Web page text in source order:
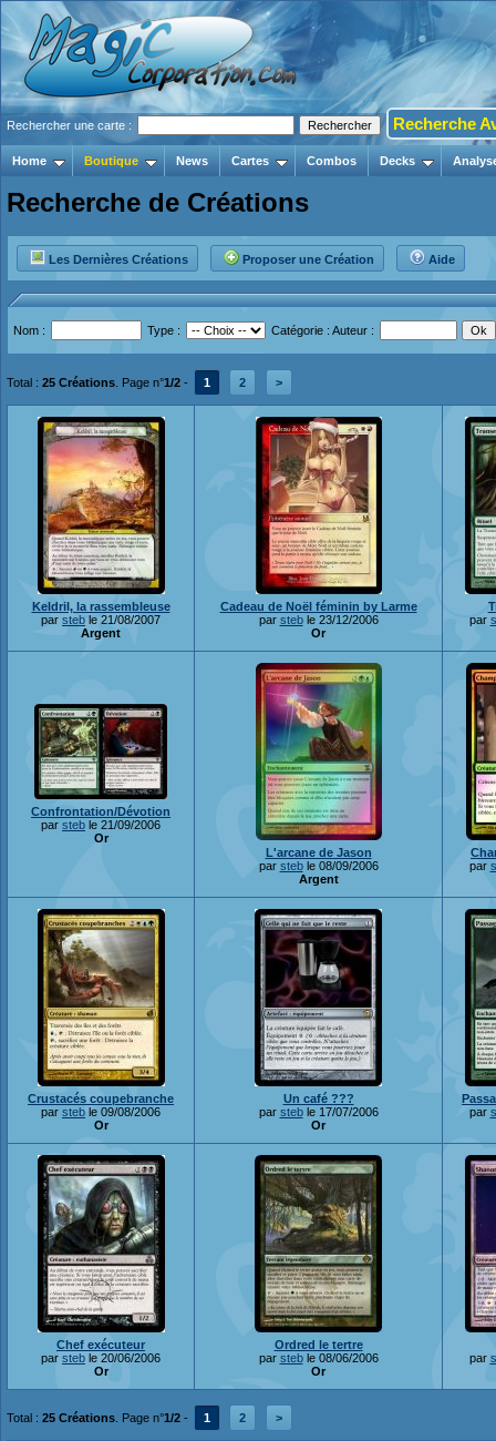
Rechercher une carte : Recherche
Home Boutique News Cartes Combos Decks
Recherche de Créations
Les Dernières Créations Proposer une Création Aide
Nom : Type : Catégorie : Auteur :
Total : 25 Créations . Page n°1/2 - 1 2 >
Keldril, la rassembleuse
par steb le 21/08/2007
Argent
Cadeau de Noël féminin by Larme
par steble 23/12/2006
Or
par
Confrontation/Dévotion
par steb le 21/09/2006
Or
L'arcane de Jason
par steble 08/09/2006
Argent
par
Crustacés coupebranche
par steb le 09/08/2006
Or
Un café ???
par steble 17/07/2006
Or
par
Chef exécuteur
par steb le 20/06/2006
Or
Ordred le tertre
par steble 08/06/2006
Or
par
Total : 25 Créations . Page n°1/2 - 1 2 >